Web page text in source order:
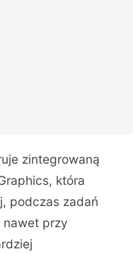
zintegrowaną
która
podczas zadań
nawet przy